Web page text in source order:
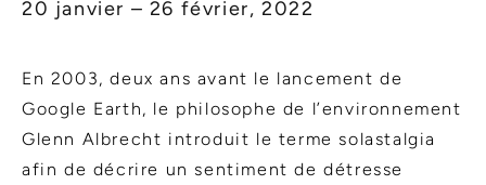
20 janvier – 26 février, 2022
En 2003, deux ans avant le lancement de
Google Earth, le philosophe de l’environnement
Glenn Albrecht introduit le terme solastalgia
afin de décrire un sentiment de détresse